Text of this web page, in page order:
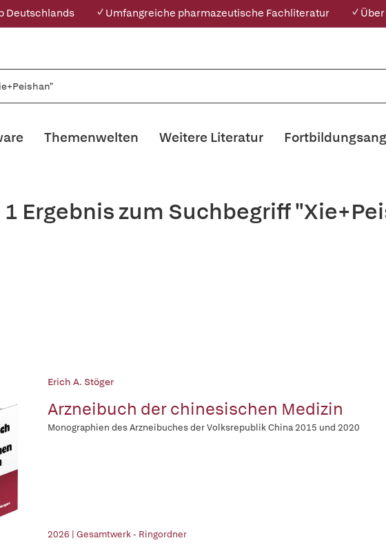
Deutschlands ✓ Umfangreiche pharmazeutische Fachliteratur ✓
Themenwelten Weitere Literatur
1 Ergebnis zum Suchbegriff
Erich A. Stöger
Arzneibuch der chinesischen Medizin
Monographien des Arzneibuches der Volksrepublik China 2015 und 2020
2026 | Gesamtwerk - Ringordner